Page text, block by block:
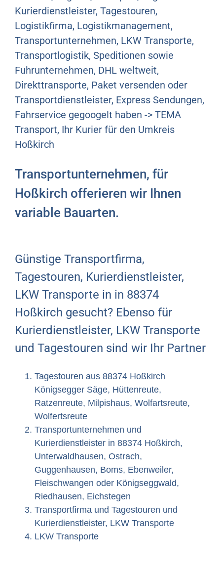
Kurierdienstleister, Tagestouren,
Logistikfirma, Logistikmanagement,
Transportunternehmen, LKW Transporte,
Transportlogistik, Speditionen sowie
Fuhrunternehmen, DHL weltweit,
Direkttransporte, Paket versenden oder
Transportdienstleister, Express Sendungen,
Fahrservice gegoogelt haben -> TEMA
Transport, Ihr Kurier für den Umkreis
Hoßkirch
Transportunternehmen, für
Hoßkirch offerieren wir Ihnen
variable Bauarten.
Günstige Transportfirma,
Tagestouren, Kurierdienstleister,
LKW Transporte in in 88374
Hoßkirch gesucht? Ebenso für
Kurierdienstleister, LKW Transporte
und Tagestouren sind wir Ihr Partner
Tagestouren aus 88374 Hoßkirch
Königsegger Säge, Hüttenreute,
Ratzenreute, Milpishaus, Wolfartsreute,
Wolfertsreute
Transportunternehmen und
Kurierdienstleister in 88374 Hoßkirch,
Unterwaldhausen, Ostrach,
Guggenhausen, Boms, Ebenweiler,
Fleischwangen oder Königseggwald,
Riedhausen, Eichstegen
Transportfirma und Tagestouren und
Kurierdienstleister, LKW Transporte
LKW Transporte